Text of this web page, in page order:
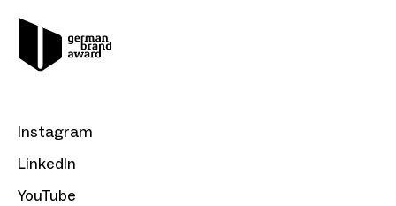
Instagram
LinkedIn
YouTube